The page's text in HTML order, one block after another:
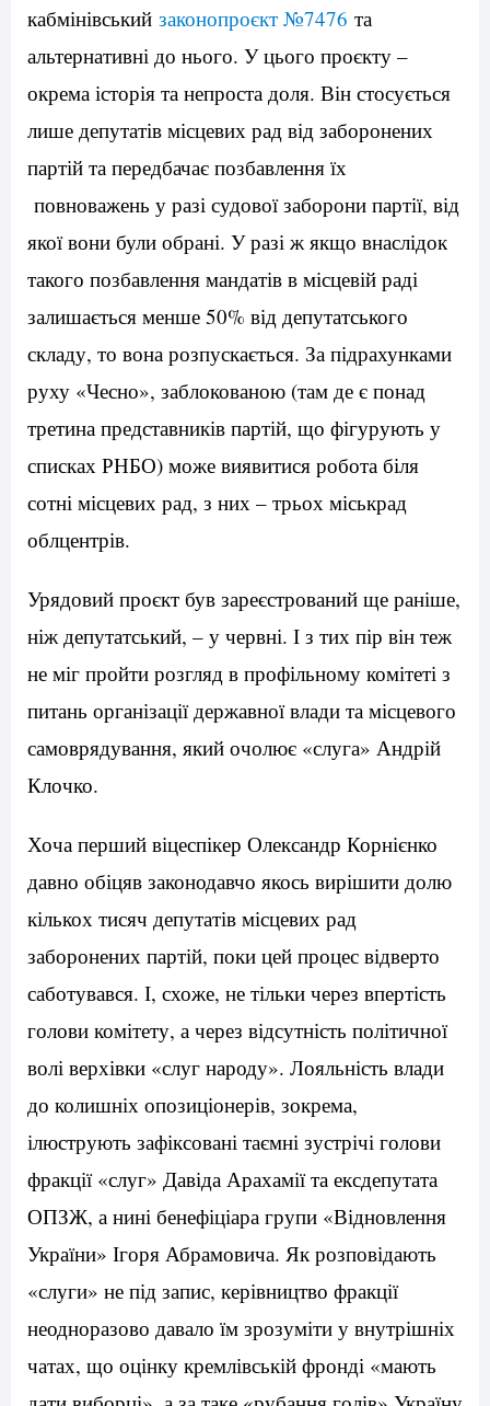
кабмінівський законопроєкт №7476 та
альтернативні до нього. У цього проєкту –
окрема історія та непроста доля. Він стосується
лише депутатів місцевих рад від заборонених
партій та передбачає позбавлення їх
повноважень у разі судової заборони партії, від
якої вони були обрані. У разі ж якщо внаслідок
такого позбавлення мандатів в місцевій раді
залишається менше 50% від депутатського
складу, то вона розпускається. За підрахунками
руху «Чесно», заблокованою (там де є понад
третина представників партій, що фігурують у
списках РНБО) може виявитися робота біля
сотні місцевих рад, з них – трьох міськрад
облцентрів.
Урядовий проєкт був зареєстрований ще раніше,
ніж депутатський, – у червні. І з тих пір він теж
не міг пройти розгляд в профільному комітеті з
питань організації державної влади та місцевого
самоврядування, який очолює «слуга» Андрій
Клочко.
Хоча перший віцеспікер Олександр Корнієнко
давно обіцяв законодавчо якось вирішити долю
кількох тисяч депутатів місцевих рад
заборонених партій, поки цей процес відверто
саботувався. І, схоже, не тільки через впертість
голови комітету, а через відсутність політичної
волі верхівки «слуг народу». Лояльність влади
до колишніх опозиціонерів, зокрема,
ілюструють зафіксовані таємні зустрічі голови
фракції «слуг» Давіда Арахамії та ексдепутата
ОПЗЖ, а нині бенефіціара групи «Відновлення
України» Ігоря Абрамовича. Як розповідають
«слуги» не під запис, керівництво фракції
неодноразово давало їм зрозуміти у внутрішніх
чатах, що оцінку кремлівській фронді «мають